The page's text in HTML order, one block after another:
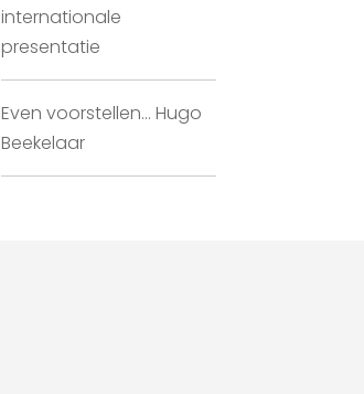
internationale
presentatie
Even voorstellen… Hugo
Beekelaar